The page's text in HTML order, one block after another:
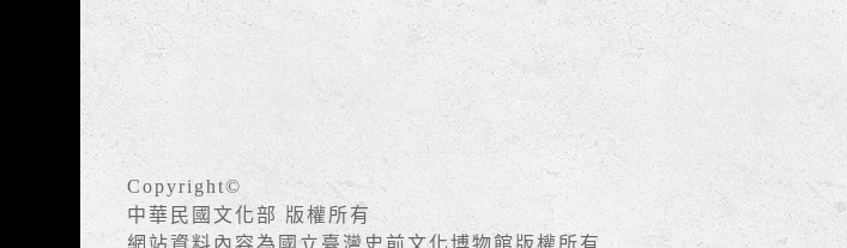
Copyright©
中華民國文化部 版權所有
網站資料內容為國立臺灣史前文化博物館版權所有